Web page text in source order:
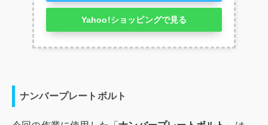
Yahoo!ショッピングで見る
ナンバープレートボルト